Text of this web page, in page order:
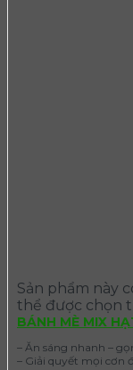
Sản phẩm này
thể được chọn
BÁNH MÈ MIX
– Ăn sáng nhanh –
– Giải quyết mọi cơn